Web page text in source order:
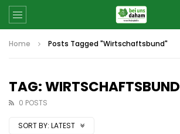
Home Posts Tagged "Wirtschaftsbund"
TAG: WIRTSCHAFTSBUND
0 POSTS
SORT BY: LATEST